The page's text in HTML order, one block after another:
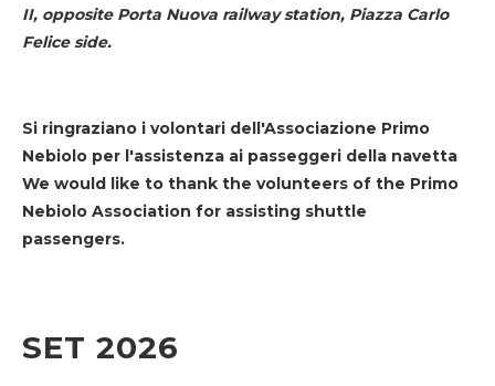
II, opposite Porta Nuova railway station, Piazza Carlo
Felice side.
Si ringraziano i volontari dell'Associazione Primo
Nebiolo per l'assistenza ai passeggeri della navetta
We would like to thank the volunteers of the Primo
Nebiolo Association for assisting shuttle
passengers.
SET 2026